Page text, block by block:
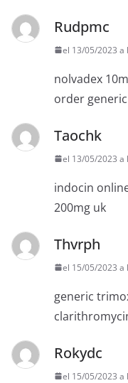
Rudpmc
el 13/05/2023 a
nolvadex
order
Taochk
el 13/05/2023 a
indocin
200mg uk
Thvrph
el 15/05/2023 a
generic
Rokydc
el 15/05/2023 a